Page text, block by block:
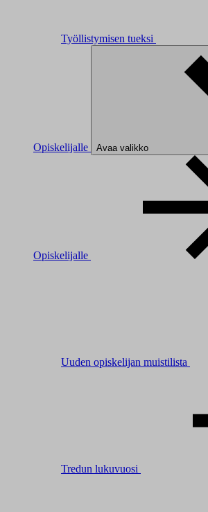
Työllistymisen tueksi
Opiskelijalle Avaa valikko
Opiskelijalle
Uuden opiskelijan muistilista
Tredun lukuvuosi